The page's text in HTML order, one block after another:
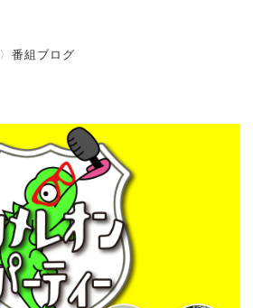
〉番組ブログ